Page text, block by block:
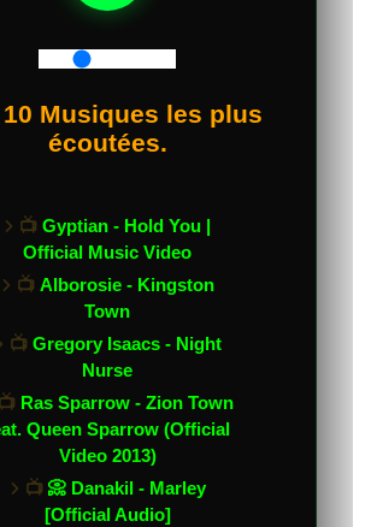
Musiques les plus
écoutées.
📺 Gyptian - Hold You |
Official Music Video
📺 Alborosie - Kingston
Town
📺 Gregory Isaacs - Night
Nurse
📺 Ras Sparrow - Zion Town
Queen Sparrow (Official
Video 2013)
📺 📀 Danakil - Marley
[Official Audio]